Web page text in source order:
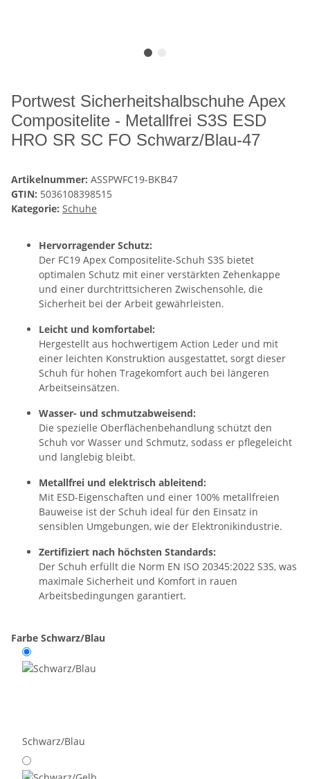
Portwest Sicherheitshalbschuhe Apex
Compositelite - Metallfrei S3S ESD
HRO SR SC FO Schwarz/Blau-47
Artikelnummer: ASSPWFC19-BKB47
GTIN: 5036108398515
Kategorie: Schuhe
Hervorragender Schutz:
Der FC19 Apex Compositelite-Schuh S3S bietet
optimalen Schutz mit einer verstärkten Zehenkappe
und einer durchtrittsicheren Zwischensohle, die
Sicherheit bei der Arbeit gewährleisten.
Leicht und komfortabel:
Hergestellt aus hochwertigem Action Leder und mit
einer leichten Konstruktion ausgestattet, sorgt dieser
Schuh für hohen Tragekomfort auch bei längeren
Arbeitseinsätzen.
Wasser- und schmutzabweisend:
Die spezielle Oberflächenbehandlung schützt den
Schuh vor Wasser und Schmutz, sodass er pflegeleicht
und langlebig bleibt.
Metallfrei und elektrisch ableitend:
Mit ESD-Eigenschaften und einer 100% metallfreien
Bauweise ist der Schuh ideal für den Einsatz in
sensiblen Umgebungen, wie der Elektronikindustrie.
Zertifiziert nach höchsten Standards:
Der Schuh erfüllt die Norm EN ISO 20345:2022 S3S, was
maximale Sicherheit und Komfort in rauen
Arbeitsbedingungen garantiert.
Farbe Schwarz/Blau
Schwarz/Blau